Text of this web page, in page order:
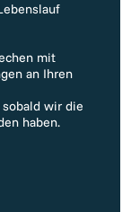
mit
an Ihren
wir die
haben.